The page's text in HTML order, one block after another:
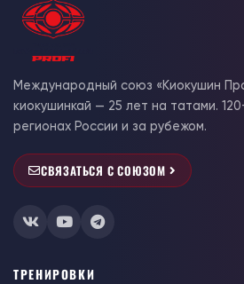
Международный союз «Киокушин
киокушинкай — 25 лет на татами.
регионах России и за рубежом.
СВЯЗАТЬСЯ С СОЮЗОМ
ТРЕНИРОВКИ